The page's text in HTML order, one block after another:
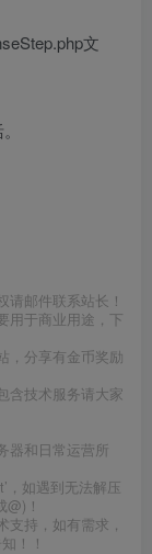
文
请邮件联系站长！
用于商业用途，下
，分享有金币奖励
含技术服务请大家
器和日常运营所
，如遇到无法解压
！
持，如有需求，
！！